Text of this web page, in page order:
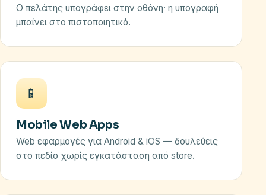
Ο πελάτης υπογράφει στην οθόνη· η υπογραφή
μπαίνει στο πιστοποιητικό.
📱
Mobile Web Apps
Web εφαρμογές για Android & iOS — δουλεύεις
στο πεδίο χωρίς εγκατάσταση από store.